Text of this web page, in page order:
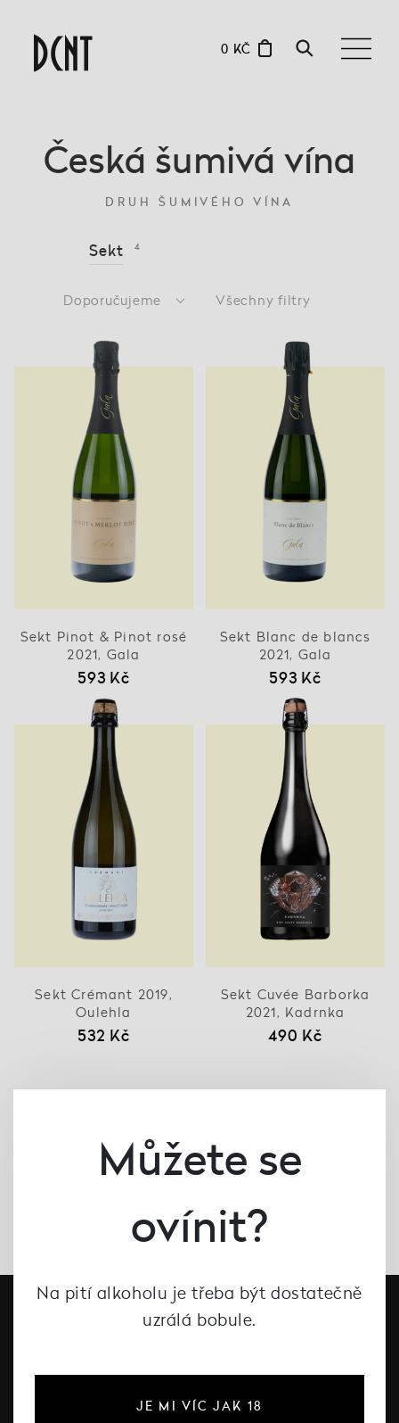
0 KČ
Česká šumivá vína
DRUH ŠUMIVÉHO VÍNA
Sekt 4
Doporučujeme Všechny filtry
Sekt Pinot & Pinot rosé
2021, Gala
593 Kč
Sekt Blanc de blancs
2021, Gala
593 Kč
Sekt Crémant 2019,
Oulehla
532 Kč
Sekt Cuvée Barborka
2021, Kadrnka
490 Kč
Můžete se
ovínit?
Na pití alkoholu je třeba být dostatečně
uzrálá bobule.
JE MI VÍC JAK 18